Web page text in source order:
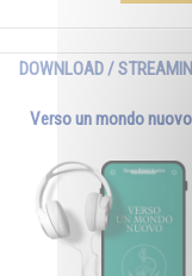
DOWNLOAD /
Verso un mondo nuovo